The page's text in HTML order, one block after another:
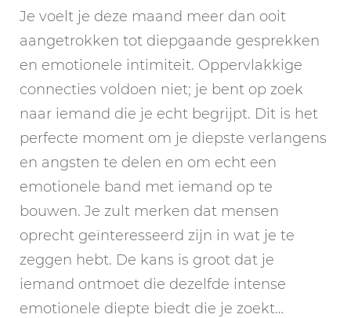
Je voelt je deze maand meer dan ooit
aangetrokken tot diepgaande gesprekken
en emotionele intimiteit. Oppervlakkige
connecties voldoen niet; je bent op zoek
naar iemand die je echt begrijpt. Dit is het
perfecte moment om je diepste verlangens
en angsten te delen en om echt een
emotionele band met iemand op te
bouwen. Je zult merken dat mensen
oprecht geïnteresseerd zijn in wat je te
zeggen hebt. De kans is groot dat je
iemand ontmoet die dezelfde intense
emotionele diepte biedt die je zoekt…